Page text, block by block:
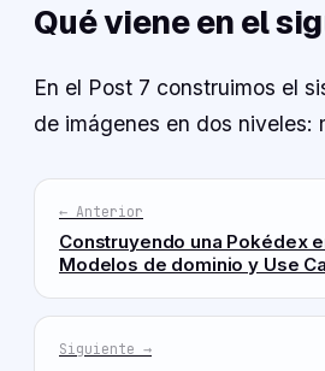
Qué viene en el
En el Post 7 construimos el
de imágenes en dos niveles:
← Anterior
Construyendo una Pokédex
Modelos de dominio y Use
Siguiente →